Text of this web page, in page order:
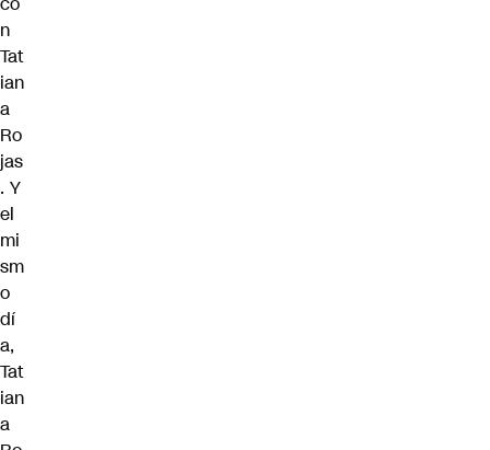
n
Tat
ian
a
Ro
jas
. Y
el
mi
sm
o
dí
a,
Tat
ian
a